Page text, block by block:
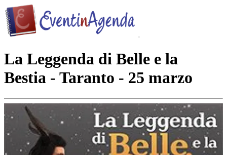
La Leggenda di Belle e la
Bestia - Taranto - 25 marzo